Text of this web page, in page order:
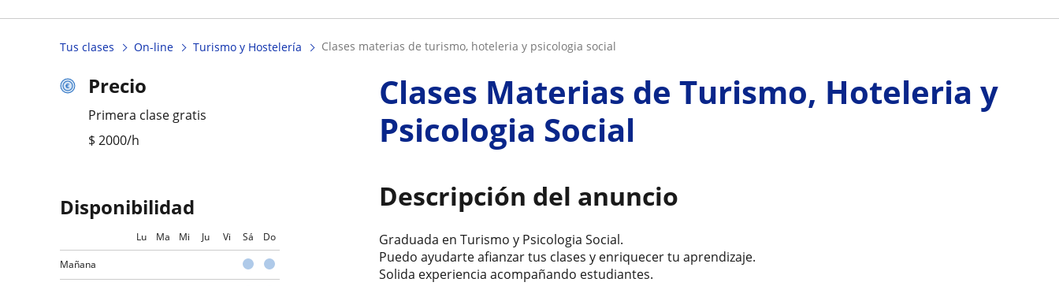
Tus clases On-line Turismo y Hostelería clases materias de turismo, hoteleria y psicologia social
Precio
Primera clase gratis
$ 2000/h
Disponibilidad
Lu Ma Mi Ju Vi Sá Do
Mañana
Clases Materias de Turismo, Hoteleria y
Psicologia Social
Descripción del anuncio
Graduada en Turismo y Psicologia Social.
Puedo ayudarte afianzar tus clases y enriquecer tu aprendizaje.
Solida experiencia acompañando estudiantes.